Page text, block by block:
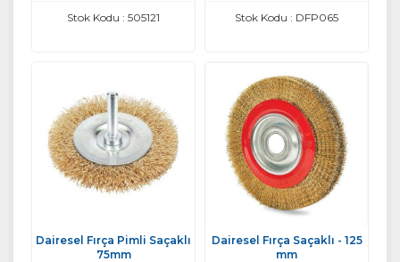
Stok Kodu : 505121 Stok Kodu : DFP065
Dairesel Fırça Pimli Saçaklı
75mm
Dairesel Fırça Saçaklı - 125
mm